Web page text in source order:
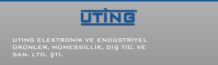
UTING ELEKTRONİK VE ENDÜSTRİYEL
ÜRÜNLER, MÜMESSİLLİK, DIŞ TİC. VE
SAN. LTD. ŞTİ.